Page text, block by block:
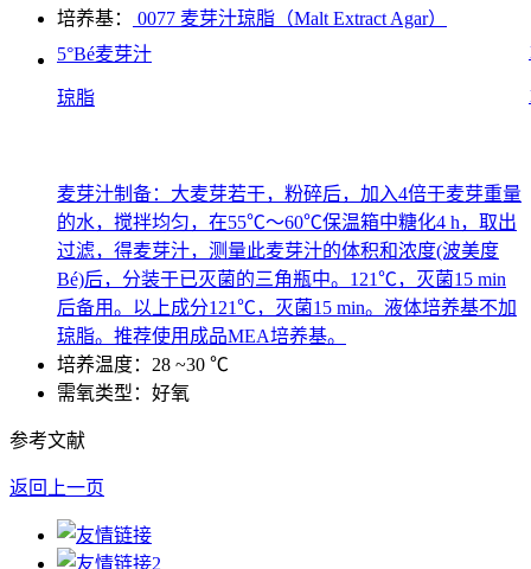
培养基：
0077 麦芽汁琼脂（Malt Extract Agar）
5°Bé麦芽汁
琼脂
麦芽汁制备：大麦芽若干，粉碎后，加入4倍于麦芽重量
的水，搅拌均匀，在55℃～60℃保温箱中糖化4 h，取出
过滤，得麦芽汁，测量此麦芽汁的体积和浓度(波美度
Bé)后，分装于已灭菌的三角瓶中。121℃，灭菌15 min
后备用。以上成分121℃，灭菌15 min。液体培养基不加
琼脂。推荐使用成品MEA培养基。
培养温度：28 ~30 ℃
需氧类型：好氧
参考文献
返回上一页